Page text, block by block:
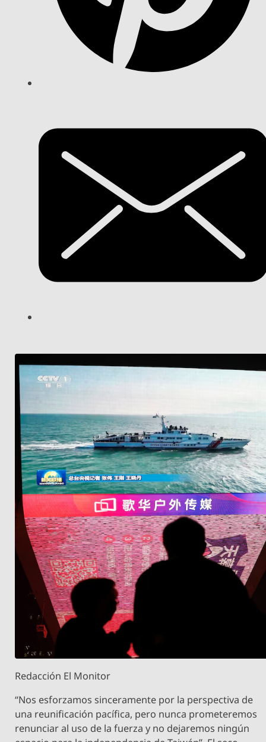
Redacción El Monitor
“Nos esforzamos sinceramente por la perspectiva de
una reunificación pacífica, pero nunca prometeremos
renunciar al uso de la fuerza y no dejaremos ningún